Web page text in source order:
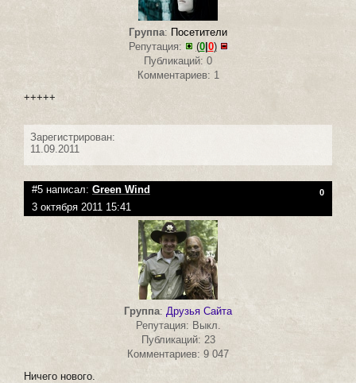
Группа: Посетители
Репутация:
(0|0)
Публикаций: 0
Комментариев: 1
+++++
Зарегистрирован:
11.09.2011
#5 написал: Green Wind 0
3 октября 2011 15:41
Группа: Друзья Сайта
Репутация: Выкл.
Публикаций: 23
Комментариев: 9 047
Ничего нового.